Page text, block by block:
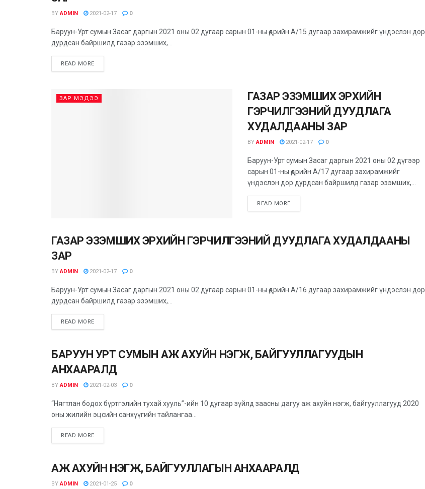
BY ADMIN 2021-02-17 0
Баруун-Урт сумын Засаг даргын 2021 оны 02 дугаар сарын 01-ны өдрийн А/15 дугаар захирамжийг үндэслэн дор
дурдсан байршилд газар эзэмших,...
READ MORE
ЗАР МЭДЭЭ
ГАЗАР ЭЗЭМШИХ ЭРХИЙН
ГЭРЧИЛГЭЭНИЙ ДУУДЛАГА
ХУДАЛДААНЫ ЗАР
BY ADMIN 2021-02-17 0
Баруун-Урт сумын Засаг даргын 2021 оны 02 дүгээр
сарын 01-ны өдрийн А/17 дугаар захирамжийг
үндэслэн дор дурдсан байршилд газар эзэмших,...
READ MORE
ЗАР МЭДЭЭ
ГАЗАР ЭЗЭМШИХ ЭРХИЙН ГЭРЧИЛГЭЭНИЙ ДУУДЛАГА ХУДАЛДААНЫ
ЗАР
BY ADMIN 2021-02-17 0
Баруун-Урт сумын Засаг даргын 2021 оны 02 дугаар сарын 01-ны өдрийн А/16 дугаар захирамжийг үндэслэн дор
дурдсан байршилд газар эзэмших,...
READ MORE
ЗАР МЭДЭЭ
БАРУУН УРТ СУМЫН АЖ АХУЙН НЭГЖ, БАЙГУУЛЛАГУУДЫН
АНХААРАЛД
BY ADMIN 2021-02-03 0
“Нягтлан бодох бүртгэлийн тухай хууль”-ийн 10 дугаар зүйлд заасны дагуу аж ахуйн нэгж, байгууллагууд 2020
оны жилийн эцсийн санхүүгийн тайлангаа...
READ MORE
ЗАР МЭДЭЭ
АЖ АХУЙН НЭГЖ, БАЙГУУЛЛАГЫН АНХААРАЛД
BY ADMIN 2021-01-25 0